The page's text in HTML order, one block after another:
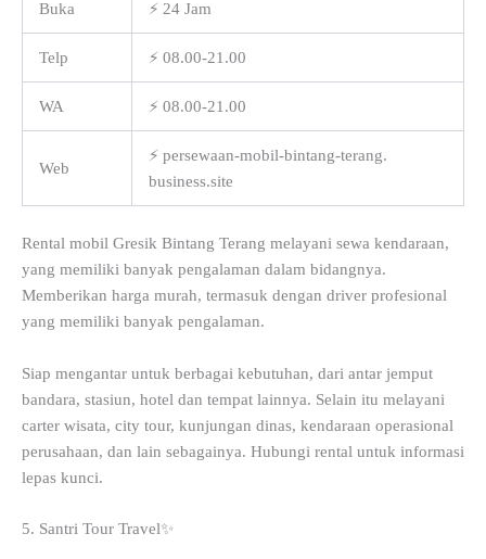
Buka ⚡ 24 Jam
Telp ⚡ 08.00-21.00
WA ⚡ 08.00-21.00
Web
⚡ persewaan-mobil-bintang-terang.
business.site
Rental mobil Gresik Bintang Terang melayani sewa kendaraan,
yang memiliki banyak pengalaman dalam bidangnya.
Memberikan harga murah, termasuk dengan driver profesional
yang memiliki banyak pengalaman.
Siap mengantar untuk berbagai kebutuhan, dari antar jemput
bandara, stasiun, hotel dan tempat lainnya. Selain itu melayani
carter wisata, city tour, kunjungan dinas, kendaraan operasional
perusahaan, dan lain sebagainya. Hubungi rental untuk informasi
lepas kunci.
5. Santri Tour Travel✨